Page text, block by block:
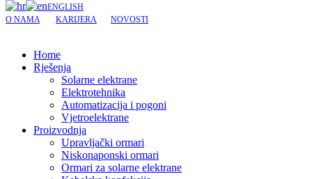
ENGLISH
O NAMA
KARIJERA NOVOSTI
Home
Rješenja
Solarne elektrane
Elektrotehnika
Automatizacija i pogoni
Vjetroelektrane
Proizvodnja
Upravljački ormari
Niskonaponski ormari
Ormari za solarne elektrane